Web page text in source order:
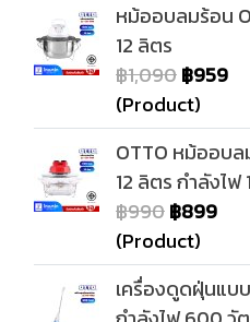
หม้ออบลมร้อน
12 ลิตร
฿1,090฿959
(Product)
OTTO หม้ออบ
12 ลิตร กำลังไฟ
฿990฿899
(Product)
เครื่องดูดฝุ่นแบ